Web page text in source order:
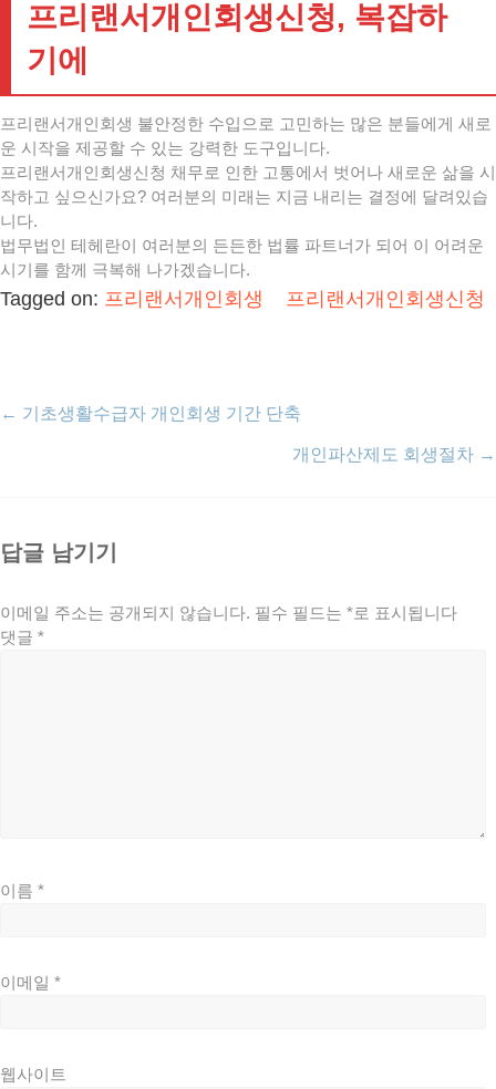
프리랜서개인회생신청, 복잡하
기에
프리랜서개인회생 불안정한 수입으로 고민하는 많은 분들에게 새로
운 시작을 제공할 수 있는 강력한 도구입니다.
프리랜서개인회생신청 채무로 인한 고통에서 벗어나 새로운 삶을 시
작하고 싶으신가요? 여러분의 미래는 지금 내리는 결정에 달려있습
니다.
법무법인 테헤란이 여러분의 든든한 법률 파트너가 되어 이 어려운
시기를 함께 극복해 나가겠습니다.
Tagged on: 프리랜서개인회생 프리랜서개인회생신청
← 기초생활수급자 개인회생 기간 단축
개인파산제도 회생절차 →
답글 남기기
이메일 주소는 공개되지 않습니다. 필수 필드는 *로 표시됩니다
댓글 *
이름 *
이메일 *
웹사이트